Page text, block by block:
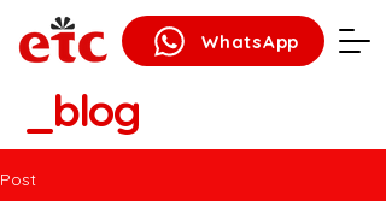
WhatsApp
_blog
Post